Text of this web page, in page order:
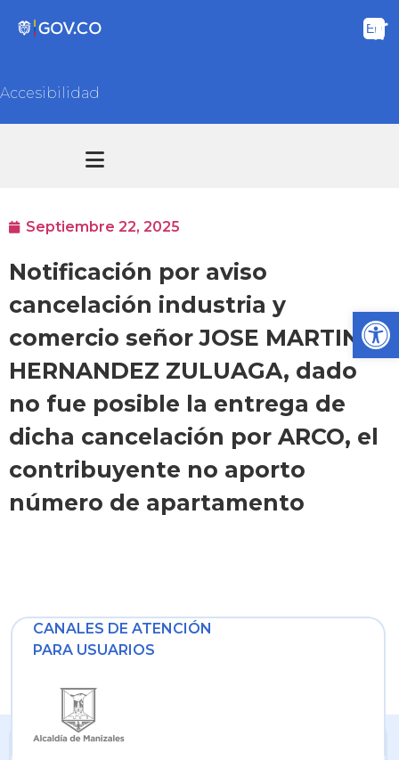
Accesibilidad
Septiembre 22, 2025
Notificación por aviso
cancelación industria y
comercio señor JOSE MARTIN
HERNANDEZ ZULUAGA, dado
no fue posible la entrega de
dicha cancelación por ARCO, el
contribuyente no aporto
número de apartamento
CANALES DE ATENCIÓN
PARA USUARIOS